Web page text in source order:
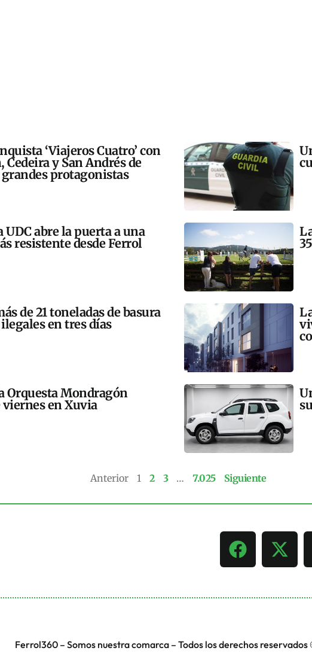
‘Viajeros Cuatro’ con
y San Andrés de
protagonistas
UDC abre la puerta a una
resistente desde Ferrol
de 21 toneladas de basura
en tres días
Orquesta Mondragón
en Xuvia
Anterior 1 2 3 … 7.025 Siguiente
Ferrol360 – Somos nuestra comarca – Todos los derechos